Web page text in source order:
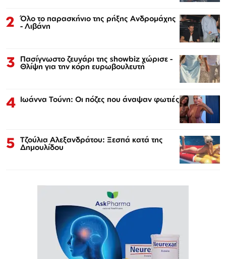
2 Όλο το παρασκήνιο της ρήξης Ανδρομάχης
- Λιβάνη
3 Πασίγνωστο ζευγάρι της showbiz χώρισε -
Θλίψη για την κόρη ευρωβουλευτή
4 Ιωάννα Τούνη: Οι πόζες που άναψαν φωτιές
5 Τζούλια Αλεξανδράτου: Ξεσπά κατά της
Δημουλίδου